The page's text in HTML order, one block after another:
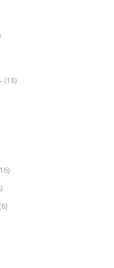
(18)
(6)